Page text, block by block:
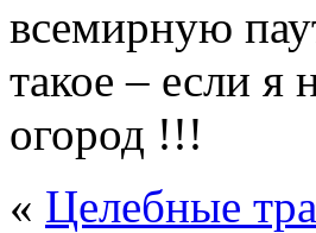
всемирную
такое – если я
огород !!!
« Целебные